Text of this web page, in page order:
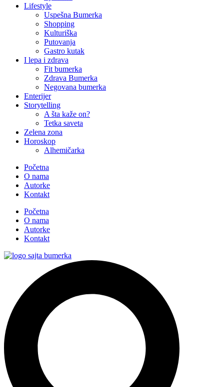
Lifestyle
Uspešna Bumerka
Shopping
Kulturiška
Putovanja
Gastro kutak
I lepa i zdrava
Fit bumerka
Zdrava Bumerka
Negovana bumerka
Enterijer
Storytelling
A šta kaže on?
Tetka saveta
Zelena zona
Horoskop
Alhemičarka
Početna
O nama
Autorke
Kontakt
Početna
O nama
Autorke
Kontakt